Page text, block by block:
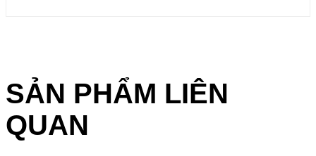
SẢN PHẨM LIÊN
QUAN